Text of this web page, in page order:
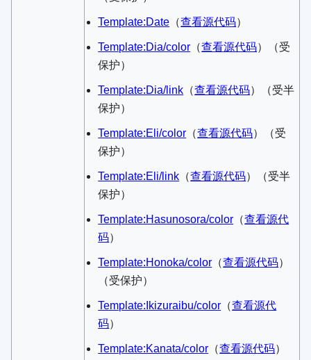
Template:Date ​（查看源代码）​
Template:Dia/color ​（查看源代码）​（受
保护）
Template:Dia/link ​（查看源代码）​（受半
保护）
Template:Eli/color ​（查看源代码）​（受
保护）
Template:Eli/link ​（查看源代码）​（受半
保护）
Template:Hasunosora/color ​（查看源代
码）​
Template:Honoka/color ​（查看源代码）​
（受保护）
Template:Ikizuraibu/color ​（查看源代
码）​
Template:Kanata/color ​（查看源代码）​